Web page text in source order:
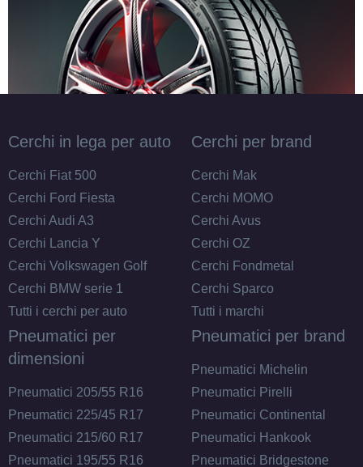
Cerchi in lega per auto
Cerchi Fiat 500
Cerchi Ford Fiesta
Cerchi Audi A3
Cerchi Lancia Y
Cerchi Volkswagen Golf
Cerchi BMW serie 1
Tutti i cerchi per auto
Cerchi per brand
Cerchi Mak
Cerchi MOMO
Cerchi Avus
Cerchi OZ
Cerchi Fondmetal
Cerchi Sparco
Tutti i marchi
Pneumatici per
dimensioni
Pneumatici 205/55 R16
Pneumatici 225/45 R17
Pneumatici 215/60 R17
Pneumatici 195/55 R16
Pneumatici per brand
Pneumatici Michelin
Pneumatici Pirelli
Pneumatici Continental
Pneumatici Hankook
Pneumatici Bridgestone